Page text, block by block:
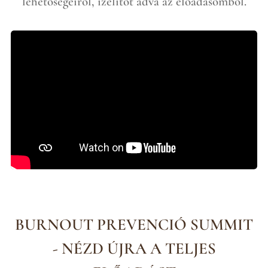
BURNOUT PREVENCIÓ SUMMIT
- NÉZD ÚJRA A TELJES